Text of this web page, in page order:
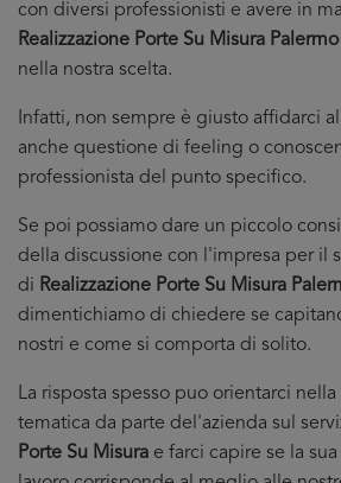
con diversi professionisti e avere in
Realizzazione Porte Su Misura Palermo
nella nostra scelta.
Infatti, non sempre è giusto affidarci
anche questione di feeling o
professionista del punto specifico.
Se poi possiamo dare un piccolo
della discussione con l'impresa per il
di Realizzazione Porte Su Misura
dimentichiamo di chiedere se
nostri e come si comporta di solito.
La risposta spesso puo orientarci
tematica da parte del'azienda sul
Porte Su Misura e farci capire se la